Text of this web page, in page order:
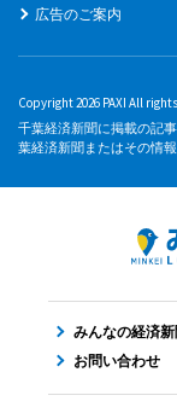
広告のご案内
Copyright 2026 PAXI All
千葉経済新聞に掲載の記
葉経済新聞またはその情
みんなの経済
お問い合わせ